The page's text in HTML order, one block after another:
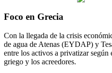
Foco en Grecia
Con la llegada de la crisis
de agua de Atenas (EYDAP) y
entre los activos a privatizar
griego y los acreedores.